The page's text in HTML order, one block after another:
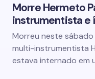
Morre Hermeto
instrumentista e
Morreu neste
multi-instrumentista
estava internado em